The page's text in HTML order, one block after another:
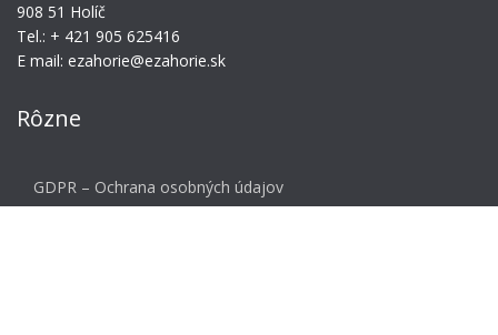
908 51 Holíč
Tel.: + 421 905 625416
E mail: ezahorie@ezahorie.sk
Rôzne
GDPR – Ochrana osobných údajov